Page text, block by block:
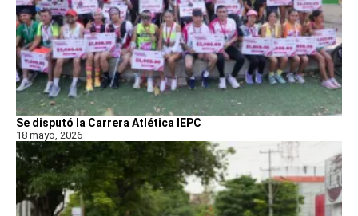
Se disputó la Carrera Atlética IEPC
18 mayo, 2026